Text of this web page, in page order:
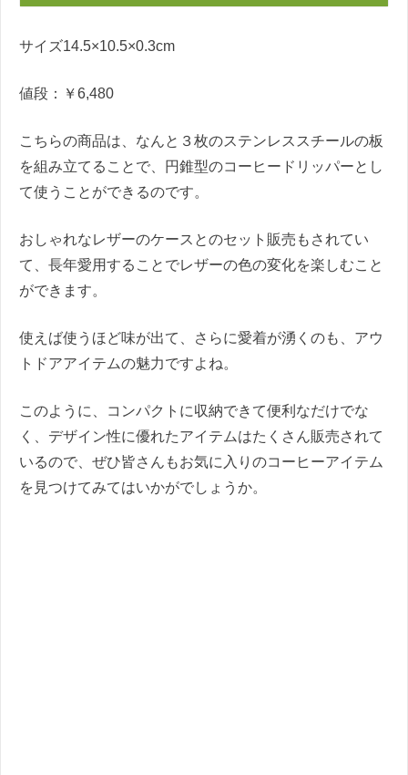
サイズ14.5×10.5×0.3cm
値段：￥6,480
こちらの商品は、なんと３枚のステンレススチールの板
を組み立てることで、円錐型のコーヒードリッパーとし
て使うことができるのです。
おしゃれなレザーのケースとのセット販売もされてい
て、長年愛用することでレザーの色の変化を楽しむこと
ができます。
使えば使うほど味が出て、さらに愛着が湧くのも、アウ
トドアアイテムの魅力ですよね。
このように、コンパクトに収納できて便利なだけでな
く、デザイン性に優れたアイテムはたくさん販売されて
いるので、ぜひ皆さんもお気に入りのコーヒーアイテム
を見つけてみてはいかがでしょうか。